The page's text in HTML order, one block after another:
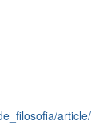
article/